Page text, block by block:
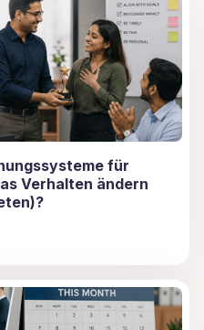
für
Verhalten ändern